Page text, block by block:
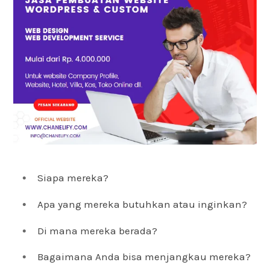
Siapa mereka?
Apa yang mereka butuhkan atau inginkan?
Di mana mereka berada?
Bagaimana Anda bisa menjangkau mereka?